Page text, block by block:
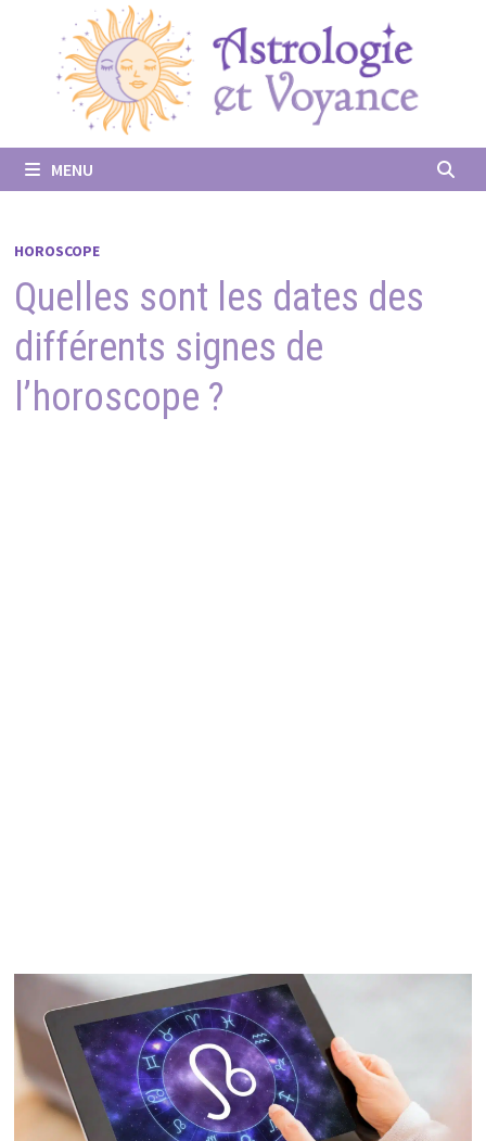
contenu
MENU
HOROSCOPE
Quelles sont les dates des
différents signes de
l’horoscope ?